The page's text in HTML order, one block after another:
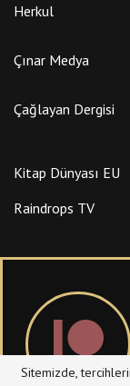
Herkul
Çınar Medya
Çağlayan Dergisi
Kitap Dünyası EU
Raindrops TV
Sitemizde,